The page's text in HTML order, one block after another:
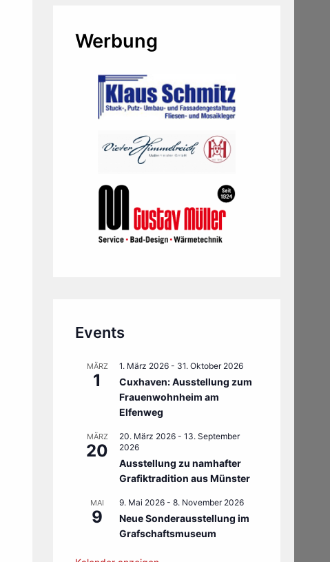
Werbung
Events
MÄRZ
1
1. März 2026 - 31. Oktober 2026
Cuxhaven: Ausstellung zum
Frauenwohnheim am
Elfenweg
MÄRZ
20
20. März 2026 - 13. September
2026
Ausstellung zu namhafter
Grafiktradition aus Münster
MAI
9
9. Mai 2026 - 8. November 2026
Neue Sonderausstellung im
Grafschaftsmuseum